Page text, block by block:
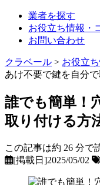
業者を探す
お役立ち情報・
お問い合わせ
クラベール > お役立
あけ不要で鍵を自分
誰でも簡単！
取り付ける方
この記事は約 26 分で
[掲載日]2025/05/02